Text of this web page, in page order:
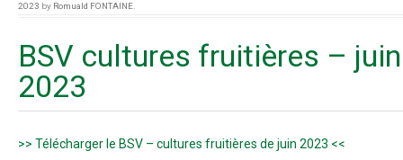
2023 by Romuald FONTAINE
BSV cultures fruitières – juin
2023
>> Télécharger le BSV – cultures fruitières de juin 2023 <<